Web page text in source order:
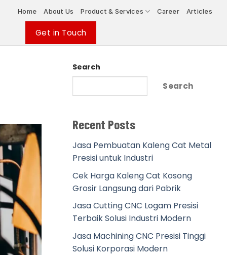
Home About Us Product & Services Career Articles
Get in Touch
Search
Search
Recent Posts
Jasa Pembuatan Kaleng Cat Metal
Presisi untuk Industri
Cek Harga Kaleng Cat Kosong
Grosir Langsung dari Pabrik
Jasa Cutting CNC Logam Presisi
Terbaik Solusi Industri Modern
Jasa Machining CNC Presisi Tinggi
Solusi Korporasi Modern